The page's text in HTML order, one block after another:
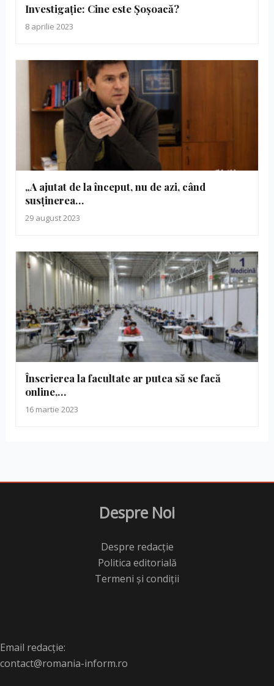
Investigație: Cine este Șoșoacă?
8 aprilie 2023
„A ajutat de la început, nu de azi, când
susținerea…
29 august 2023
Înscrierea la facultate ar putea să se facă
online,…
16 martie 2023
Despre Noi
Despre redacție
Politica editorială
Termeni și condiții
Email redacție:
contact@romania-inform.ro